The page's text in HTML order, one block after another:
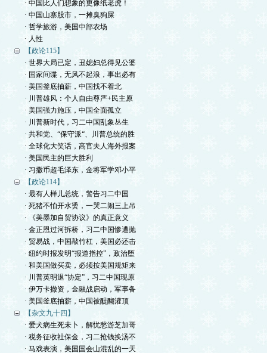
· 中国比人们想象的更像纸老虎！
· 中国山寨股市，一摊臭狗屎
· 哲学旅游，美国中部农场
· 人性
【政论115】
· 世界大局已定，丑媳妇总得见公婆
· 国家间谍，无风不起浪，事出必有
· 美国釜底抽薪，中国找不着北
· 川普雄风：个人自由尊严+民主原
· 美国强力施压，中国全面孤立
· 川普新时代，习二中国乱象丛生
· 共和党、“保守派“、川普总统的胜
· 全球化大笑话，高官夫人海外报案
· 美国民主的巨大胜利
· 习撒币超毛泽东，金将军学邓小平
【政论114】
· 最有人样儿总统，警告习二中国
· 死猪不怕开水烫，一哭二闹三上吊
· 《美墨加自贸协议》的真正意义
· 金正恩过河拆桥，习二中国惨遭抛
· 贸易战，中国敲竹杠，美国必还击
· 纽约时报发明“报道指控”，政治堕
· 和美国做买卖，必须按美国规矩来
· 川普英明退“协定”，习二中国现原
· 伊万卡撤资，金融战启动，军事备
· 美国釜底抽薪，中国被醍醐灌顶
【杂文九十四】
· 爱犬病生死未卜，解忧愁游芝加哥
· 税务征收社保金，习二抢钱换汤不
· 马戏表演，美国国会山混乱的一天